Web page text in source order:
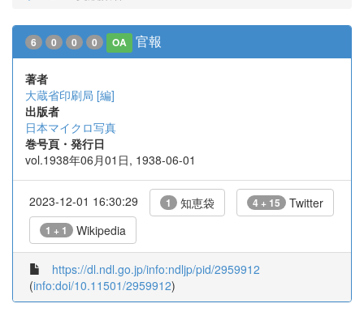
6 0 0 0 OA 官報
著者
大蔵省印刷局 [編]
出版者
日本マイクロ写真
巻号頁・発行日
vol.1938年06月01日, 1938-06-01
2023-12-01 16:30:29 1 知恵袋 4 + 15 Twitter
1 + 1 Wikipedia
https://dl.ndl.go.jp/info:ndljp/pid/2959912
(info:doi/10.11501/2959912)